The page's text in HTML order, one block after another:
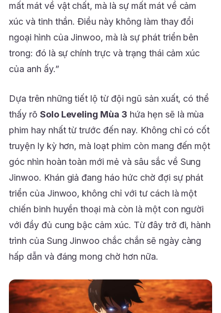
mất mát về vật chất, mà là sự mất mát về cảm
xúc và tinh thần. Điều này không làm thay đổi
ngoại hình của Jinwoo, mà là sự phát triển bên
trong: đó là sự chính trực và trạng thái cảm xúc
của anh ấy.”
Dựa trên những tiết lộ từ đội ngũ sản xuất, có thể
thấy rõ Solo Leveling Mùa 3 hứa hẹn sẽ là mùa
phim hay nhất từ trước đến nay. Không chỉ có cốt
truyện ly kỳ hơn, mà loạt phim còn mang đến một
góc nhìn hoàn toàn mới mẻ và sâu sắc về Sung
Jinwoo. Khán giả đang háo hức chờ đợi sự phát
triển của Jinwoo, không chỉ với tư cách là một
chiến binh huyền thoại mà còn là một con người
với đầy đủ cung bậc cảm xúc. Từ đây trở đi, hành
trình của Sung Jinwoo chắc chắn sẽ ngày càng
hấp dẫn và đáng mong chờ hơn nữa.